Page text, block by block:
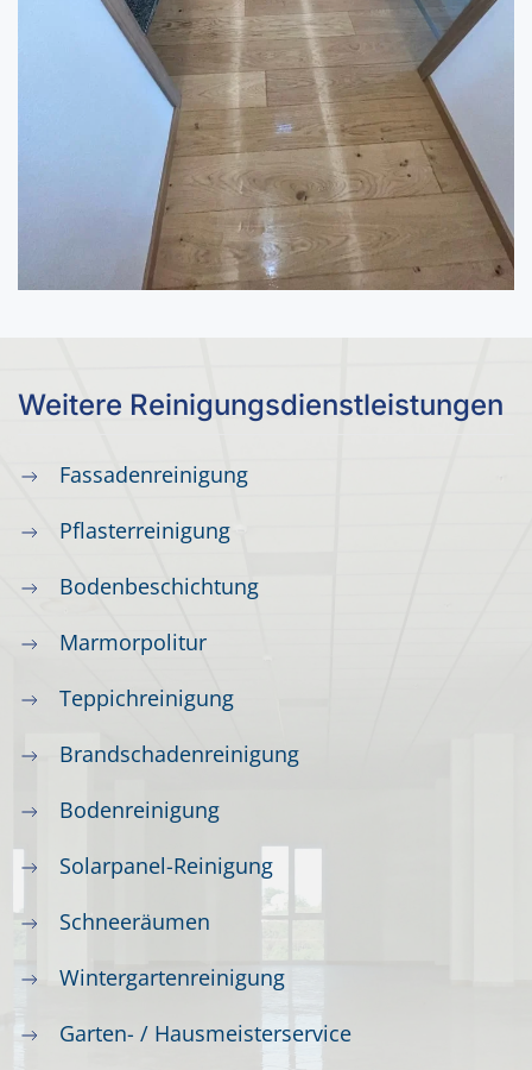
Weitere Reinigungsdienstleistungen
Fassadenreinigung
Pflasterreinigung
Bodenbeschichtung
Marmorpolitur
Teppichreinigung
Brandschadenreinigung
Bodenreinigung
Solarpanel-Reinigung
Schneeräumen
Wintergartenreinigung
Garten- / Hausmeisterservice